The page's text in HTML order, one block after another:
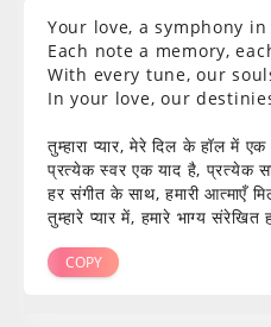
Your love, a symphony
Each note a memory,
With every tune, our
In your love, our
तुम्हारा प्यार, मेरे दिल के हॉल में
प्रत्येक स्वर एक याद है, प्रत्येक
हर संगीत के साथ, हमारी आत्माएँ
तुम्हारे प्यार में, हमारे भाग्य संरेखित
COPY